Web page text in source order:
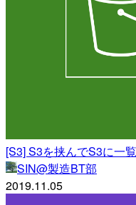
[S3] S3を挟んでS3に一
SIN@製造BT部
2019.11.05